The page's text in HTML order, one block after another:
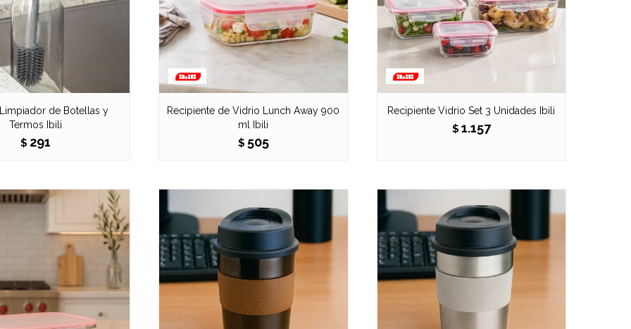
de Botellas y
Termos Ibili
$ 291
Recipiente de Vidrio Lunch Away 900
ml Ibili
$ 505
Recipiente Vidrio Set 3 Unidades Ibili
$ 1.157